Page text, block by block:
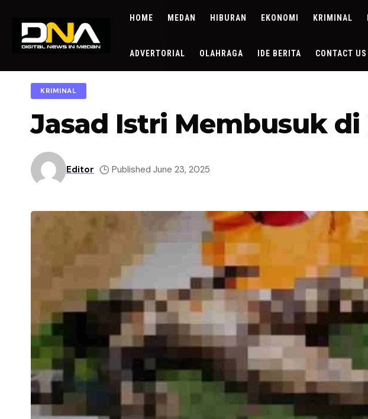
HOME MEDAN HIBURAN EKONOMI KRIMINAL
ADVERTORIAL OLAHRAGA IDE BERITA CONTACT US
KRIMINAL
Jasad Istri Membusuk
Editor Published June 23, 2025